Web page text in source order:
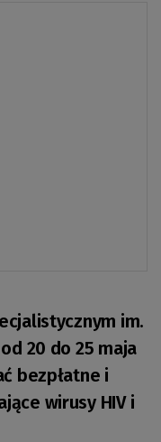
im.
20 do 25 maja
bezpłatne i
wirusy HIV i